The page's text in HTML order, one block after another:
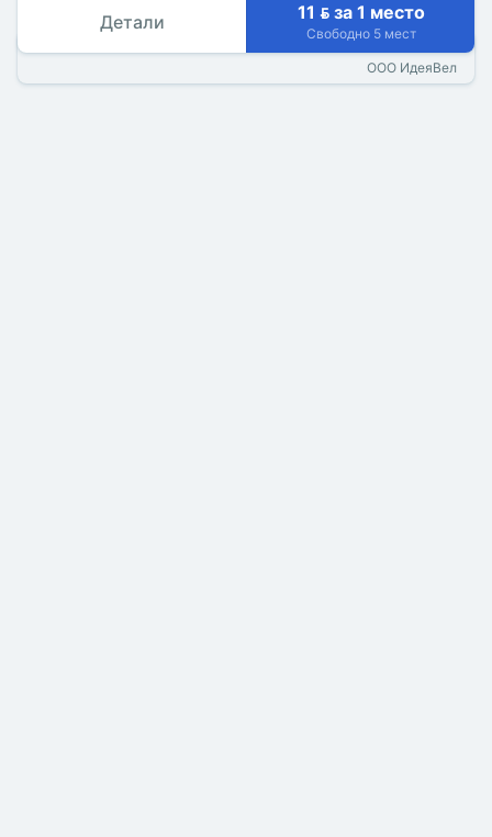
Детали 11  за 1 место
Свободно 5 мест
ООО ИдеяВел